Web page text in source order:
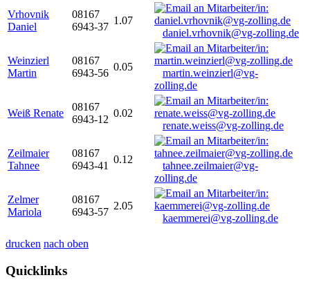
Vrhovnik
Daniel
08167
6943-37
1.07
daniel.vrhovnik@vg-zolling.de
Weinzierl
Martin
08167
6943-56
0.05
martin.weinzierl@vg-
zolling.de
Weiß Renate
08167
6943-12
0.02
renate.weiss@vg-zolling.de
Zeilmaier
Tahnee
08167
6943-41
0.12
tahnee.zeilmaier@vg-
zolling.de
Zelmer
Mariola
08167
6943-57
2.05
kaemmerei@vg-zolling.de
drucken nach oben
Quicklinks